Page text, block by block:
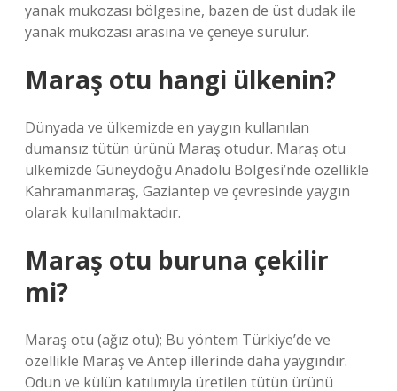
yanak mukozası bölgesine, bazen de üst dudak ile
yanak mukozası arasına ve çeneye sürülür.
Maraş otu hangi ülkenin?
Dünyada ve ülkemizde en yaygın kullanılan
dumansız tütün ürünü Maraş otudur. Maraş otu
ülkemizde Güneydoğu Anadolu Bölgesi’nde özellikle
Kahramanmaraş, Gaziantep ve çevresinde yaygın
olarak kullanılmaktadır.
Maraş otu buruna çekilir
mi?
Maraş otu (ağız otu); Bu yöntem Türkiye’de ve
özellikle Maraş ve Antep illerinde daha yaygındır.
Odun ve külün katılımıyla üretilen tütün ürünü